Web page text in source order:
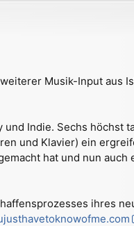
Musik-Input aus
Indie. Sechs höchst
und Klavier) ein
hat und nun
ihres